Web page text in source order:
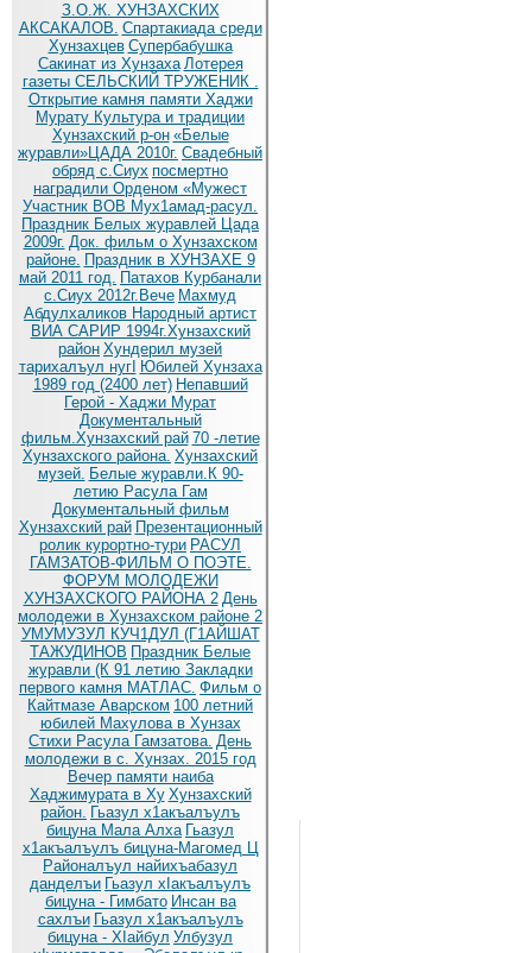
З.О.Ж. ХУНЗАХСКИХ
АКСАКАЛОВ. Спартакиада среди
Хунзахцев Супербабушка
Сакинат из Хунзаха Лотерея
газеты СЕЛЬСКИЙ ТРУЖЕНИК .
Открытие камня памяти Хаджи
Мурату Культура и традиции
Хунзахский р-он «Белые
журавли»ЦАДА 2010г. Cвадебный
обряд c.Сиух посмертно
наградили Орденом «Мужест
Участник ВОВ Мух1амад-расул.
Праздник Белых журавлей Цада
2009г. Док. фильм о Хунзахском
районе. Праздник в ХУНЗАХЕ 9
май 2011 год. Патахов Курбанали
с.Сиух 2012г.Вече Махмуд
Абдулхаликов Народный артист
ВИА САРИР 1994г.Хунзахский
район Хундерил музей
тарихалъул нугI Юбилей Хунзаха
1989 год (2400 лет) Непавший
Герой - Хаджи Мурат
Документальный
фильм.Хунзахский рай 70 -летие
Хунзахского района. Хунзахский
музей. Белые журавли.К 90-
летию Расула Гам
Документальный фильм
Хунзахский рай Презентационный
ролик курортно-тури РАСУЛ
ГАМЗАТОВ-ФИЛЬМ О ПОЭТЕ.
ФОРУМ МОЛОДЕЖИ
ХУНЗАХСКОГО РАЙОНА 2 День
молодежи в Хунзахском районе 2
УМУМУЗУЛ КУЧ1ДУЛ (Г1АЙШАТ
ТАЖУДИНОВ Праздник Белые
журавли (К 91 летию Закладки
первого камня МАТЛАС. Фильм о
Кайтмазе Аварском 100 летний
юбилей Махулова в Хунзах
Стихи Расула Гамзатова. День
молодежи в с. Хунзах. 2015 год
Вечер памяти наиба
Хаджимурата в Ху Хунзахский
район. Гьазул х1акъалъулъ
бицуна Мала Алха Гьазул
х1акъалъулъ бицуна-Магомед Ц
Районалъул найихъабазул
данделъи Гьазул хIакъалъулъ
бицуна - Гимбато Инсан ва
сахлъи Гьазул х1акъалъулъ
бицуна - ХIайбул Улбузул